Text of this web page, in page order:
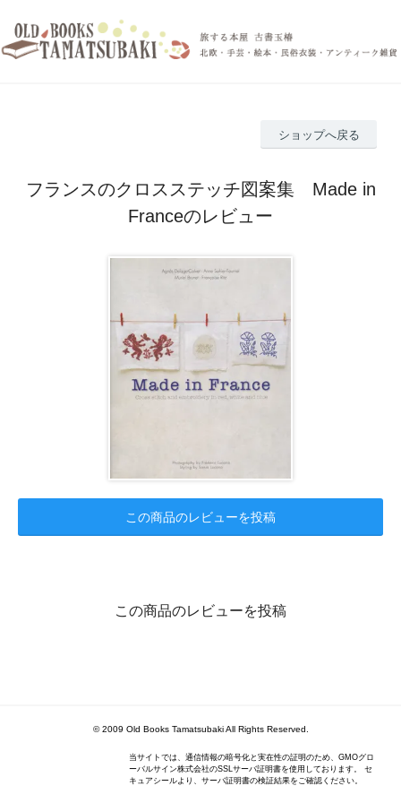
ショップへ戻る
フランスのクロスステッチ図案集 Made in
Franceのレビュー
この商品のレビューを投稿
この商品のレビューを投稿
© 2009 Old Books Tamatsubaki All Rights Reserved.
当サイトでは、通信情報の暗号化と実在性の証明のため、GMOグロ
ーバルサイン株式会社のSSLサーバ証明書を使用しております。 セ
キュアシールより、サーバ証明書の検証結果をご確認ください。